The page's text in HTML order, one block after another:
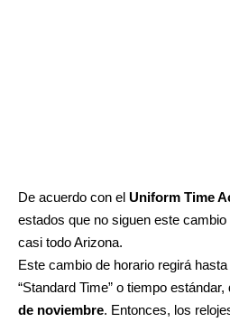
De acuerdo con el Uniform Time
estados que no siguen este
casi todo Arizona.
Este cambio de horario regirá
“Standard Time” o tiempo estándar,
de noviembre. Entonces, los